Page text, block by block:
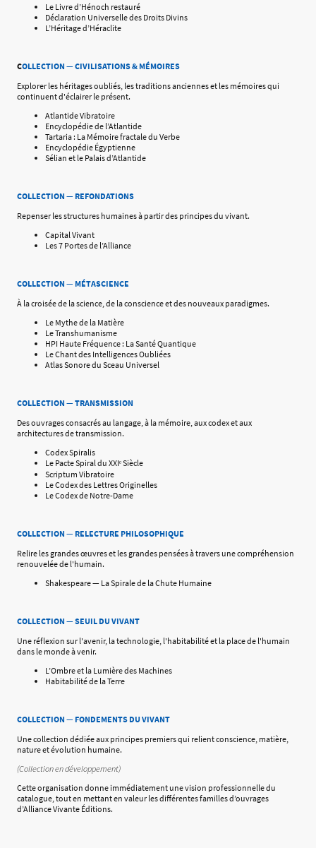
Le Livre d’Hénoch restauré
Déclaration Universelle des Droits Divins
L’Héritage d’Héraclite
COLLECTION — CIVILISATIONS & MÉMOIRES
Explorer les héritages oubliés, les traditions anciennes et les mémoires qui
continuent d'éclairer le présent.
Atlantide Vibratoire
Encyclopédie de l’Atlantide
Tartaria : La Mémoire fractale du Verbe
Encyclopédie Égyptienne
Sélian et le Palais d’Atlantide
COLLECTION — REFONDATIONS
Repenser les structures humaines à partir des principes du vivant.
Capital Vivant
Les 7 Portes de l’Alliance
COLLECTION — MÉTASCIENCE
À la croisée de la science, de la conscience et des nouveaux paradigmes.
Le Mythe de la Matière
Le Transhumanisme
HPI Haute Fréquence : La Santé Quantique
Le Chant des Intelligences Oubliées
Atlas Sonore du Sceau Universel
COLLECTION — TRANSMISSION
Des ouvrages consacrés au langage, à la mémoire, aux codex et aux
architectures de transmission.
Codex Spiralis
Le Pacte Spiral du XXIᵉ Siècle
Scriptum Vibratoire
Le Codex des Lettres Originelles
Le Codex de Notre-Dame
COLLECTION — RELECTURE PHILOSOPHIQUE
Relire les grandes œuvres et les grandes pensées à travers une compréhension
renouvelée de l'humain.
Shakespeare — La Spirale de la Chute Humaine
COLLECTION — SEUIL DU VIVANT
Une réflexion sur l'avenir, la technologie, l'habitabilité et la place de l'humain
dans le monde à venir.
L’Ombre et la Lumière des Machines
Habitabilité de la Terre
COLLECTION — FONDEMENTS DU VIVANT
Une collection dédiée aux principes premiers qui relient conscience, matière,
nature et évolution humaine.
(Collection en développement)
Cette organisation donne immédiatement une vision professionnelle du
catalogue, tout en mettant en valeur les différentes familles d’ouvrages
d’Alliance Vivante Éditions.